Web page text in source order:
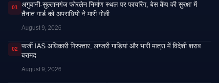
01
अगुवानी-सुल्तानगंज फोरलेन निर्माण स्थल पर फायरिंग, बेस कैंप की सुरक्षा में
तैनात गार्ड को अपराधियों ने मारी गोली
August 9, 2026
02
फर्जी IAS अधिकारी गिरफ्तार, लग्जरी गाड़ियां और भारी मात्रा में विदेशी शराब
बरामद
August 9, 2026